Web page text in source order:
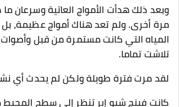
وبعد ذلك هدأت الأمواج العاتية وسرعان
مرة أخرى. ولم تعد هناك أمواج عظيمة،
المياه التي كانت مستمرة من قبل وأصوات
تلاشت تماما.
لقد مرت فترة طويلة ولكن لم يحدث أي
كانت فينج شيو إير تنظر إلى سطح